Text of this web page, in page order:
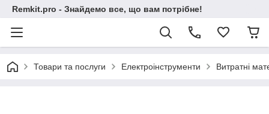
Remkit.pro - Знайдемо все, що вам потрібне!
Товари та послуги Електроінструменти Витратні